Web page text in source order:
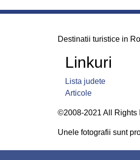
Destinatii turistice in
Linkuri
Lista judete
Articole
©2008-2021 All Rights
Unele fotografii sunt